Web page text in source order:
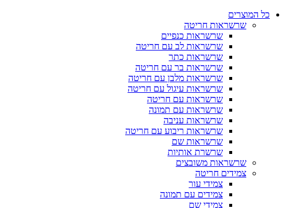
כל המוצרים
שרשראות חריטה
שרשראות כנפיים
שרשראות לב עם חריטה
שרשראות כתר
שרשראות בר עם חריטה
שרשראות מלבן עם חריטה
שרשראות עיגול עם חריטה
שרשראות עם חריטה
שרשראות עם תמונה
שרשראות עניבה
שרשראות ריבוע עם חריטה
שרשראות שם
שרשרת אותיות
שרשראות משובצים
צמידים חריטה
צמידי עור
צמידים עם תמונה
צמידי שם